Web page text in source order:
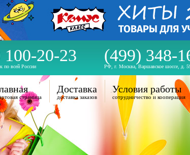
100-20-23
по всей России
(499) 348-
РФ, г. Москва, Варшавское шоссе, д.
страница
Доставка
доставка заказов
Условия работы
сотрудничество и кооперация